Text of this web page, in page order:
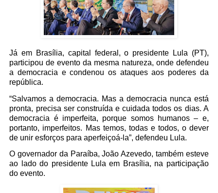
Já em Brasília, capital federal, o presidente Lula (PT),
participou de evento da mesma natureza, onde defendeu
a democracia e condenou os ataques aos poderes da
república.
“Salvamos a democracia. Mas a democracia nunca está
pronta, precisa ser construída e cuidada todos os dias. A
democracia é imperfeita, porque somos humanos – e,
portanto, imperfeitos. Mas temos, todas e todos, o dever
de unir esforços para aperfeiçoá-la”, defendeu Lula.
O governador da Paraíba, João Azevedo, também esteve
ao lado do presidente Lula em Brasília, na participação
do evento.